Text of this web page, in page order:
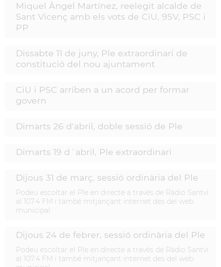
Miquel Àngel Martínez, reelegit alcalde de
Sant Vicenç amb els vots de CiU, 9SV, PSC i
PP
Dissabte 11 de juny, Ple extraordinari de
constitució del nou ajuntament
CiU i PSC arriben a un acord per formar
govern
Dimarts 26 d'abril, doble sessió de Ple
Dimarts 19 d´abril, Ple extraordinari
Dijous 31 de març, sessió ordinària del Ple
Podeu escoltar el Ple en directe a través de Ràdio Santvi
al 107.4 FM i també mitjançant internet des del web
municipal
Dijous 24 de febrer, sessió ordinària del Ple
Podeu escoltar el Ple en directe a través de Ràdio Santvi
al 107.4 FM i també mitjançant internet des del web